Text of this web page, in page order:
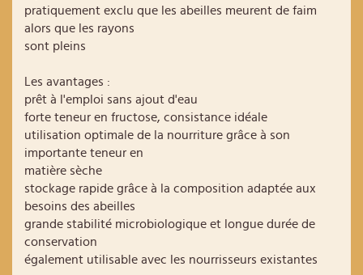
pratiquement exclu que les abeilles meurent de faim
alors que les rayons
sont pleins
Les avantages :
prêt à l'emploi sans ajout d'eau
forte teneur en fructose, consistance idéale
utilisation optimale de la nourriture grâce à son
importante teneur en
matière sèche
stockage rapide grâce à la composition adaptée aux
besoins des abeilles
grande stabilité microbiologique et longue durée de
conservation
également utilisable avec les nourrisseurs existantes